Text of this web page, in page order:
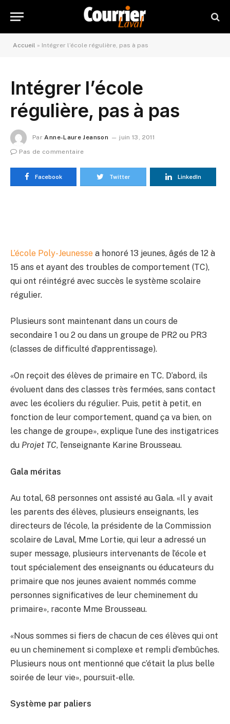
Accueil » Intégrer l’école régulière, pas à pas
Intégrer l’école
régulière, pas à pas
Par Anne-Laure Jeanson
juin 13, 2011
Pas de commentaire
Facebook Twitter LinkedIn
L’école Poly-Jeunesse a honoré 13 jeunes, âgés de 12 à
15 ans et ayant des troubles de comportement (TC),
qui ont réintégré avec succès le système scolaire
régulier.
Plusieurs sont maintenant dans un cours de
secondaire 1 ou 2 ou dans un groupe de PR2 ou PR3
(classes de difficulté d’apprentissage).
«On reçoit des élèves de primaire en TC. D’abord, ils
évoluent dans des classes très fermées, sans contact
avec les écoliers du régulier. Puis, petit à petit, en
fonction de leur comportement, quand ça va bien, on
les change de groupe», explique l’une des instigatrices
du Projet TC, l’enseignante Karine Brousseau.
Gala méritas
Au total, 68 personnes ont assisté au Gala. «Il y avait
les parents des élèves, plusieurs enseignants, les
directeurs de l’école, la présidente de la Commission
scolaire de Laval, Mme Lortie, qui leur a adressé un
super message, plusieurs intervenants de l’école et
tout spécialement des enseignants ou éducateurs du
primaire que nos jeunes avaient nommés comme
personnes significatives de leur cheminement du
primaire», raconte Mme Brousseau.
«Nous sommes si fiers de chacun de ces élèves qui ont
eu un cheminement si complexe et rempli d’embûches.
Plusieurs nous ont mentionné que c’était la plus belle
soirée de leur vie», poursuit-elle.
Système par paliers